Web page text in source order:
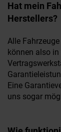
Hat mein
Herstellers?
Alle
können also
Eine
uns sogar